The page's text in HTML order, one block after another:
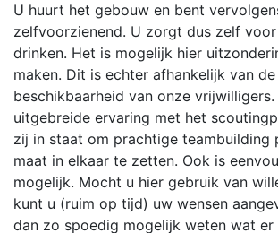
U huurt het gebouw en bent
zelfvoorzienend. U zorgt dus zelf
drinken. Het is mogelijk hier
maken. Dit is echter afhankelijk van de
beschikbaarheid van onze
uitgebreide ervaring met het
zij in staat om prachtige teambuilding
maat in elkaar te zetten. Ook is
mogelijk. Mocht u hier gebruik van
kunt u (ruim op tijd) uw wensen
dan zo spoedig mogelijk weten wat er